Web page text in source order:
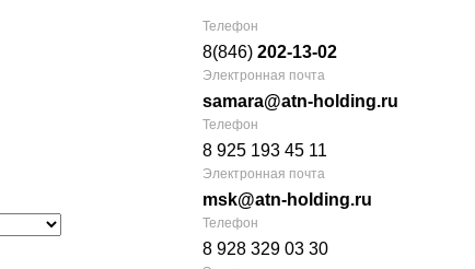
Телефон
8(846) 202-13-02
Электронная почта
samara@atn-holding.ru
Телефон
8 925 193 45 11
Электронная почта
msk@atn-holding.ru
Телефон
8 928 329 03 30